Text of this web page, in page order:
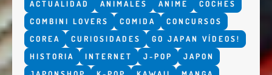
ACTUALIDAD ANIMALES ANIME
COCHES
COMBINI LOVERS
COMIDA
CONCURSOS
COREA
CURIOSIDADES
GO JAPAN VÍDEOS!
HISTORIA
INTERNET J-POP
JAPON